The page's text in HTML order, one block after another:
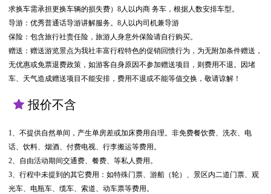
求换车需承担更换车辆的损失费）8人以内商 务车，根据人数安排车型。
导游：优秀普通话导游讲解服务。8人以内司机兼导游
保险：包含旅行社责任险，旅游人身意外保险请自行购买。
赠送：赠送游览景点为我社丰富行程特色的促销回愦行为，为无附加条件赠送，
无优惠或免票退费政策，如游客自身原因不参加赠送项目，则费用不退。因堵
车、天气造成赠送项目不能安排，费用不退或不能等值交换，敬请谅解！
报价不含
1、不提供自然单间，产生单房差或加床费用自理。非免费餐饮费、洗衣、电
话、饮料、烟酒、付费电视、行李搬运等费用。
2、自由活动期间交通费、餐费、等私人费用。
3、行程中未提到的其它费用：如特殊门票、游船（轮）、景区内二道门票、观
光车、电瓶车、缆车、索道、动车票等费用。